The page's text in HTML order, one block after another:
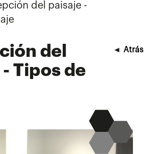
del paisaje -
del
Tipos de
◄ Atrás